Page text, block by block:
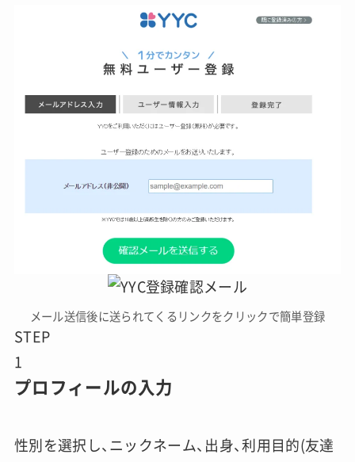
メール送信後に送られてくるリンクをクリックで簡単登録
STEP
1
プロフィールの入力
性別を選択し、ニックネーム、出身、利用目的(友達